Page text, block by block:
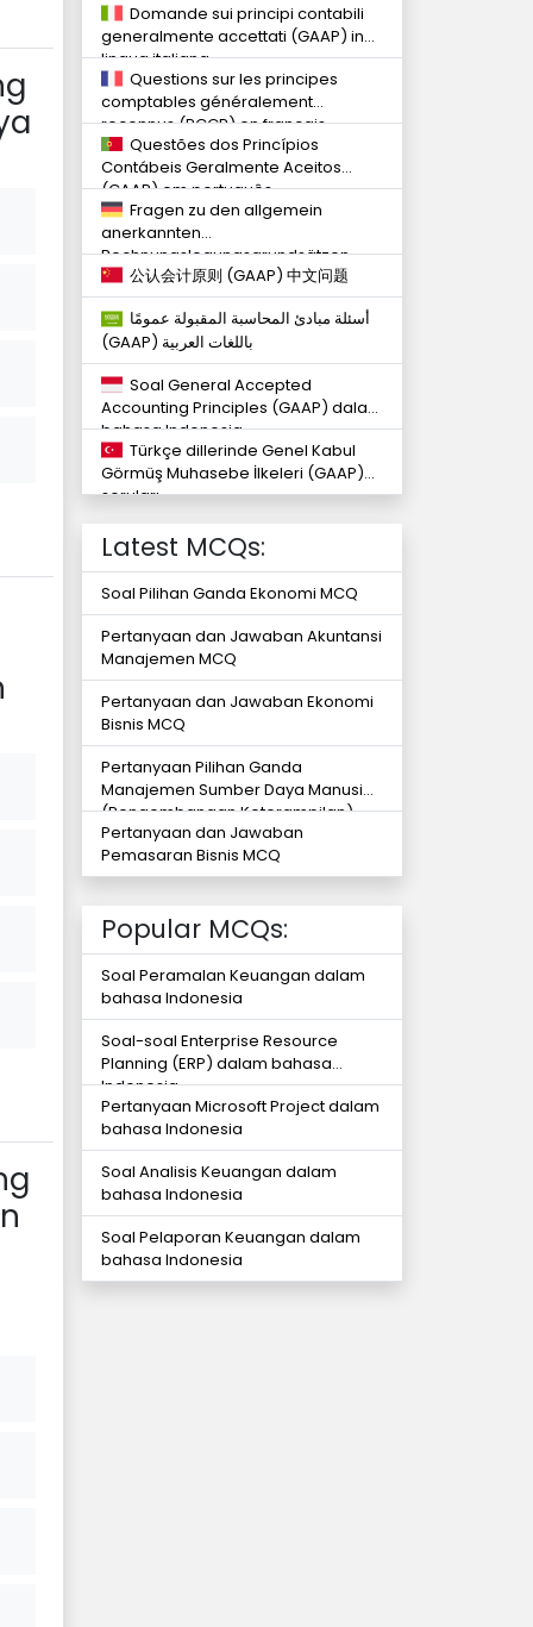
Domande sui principi contabili
generalmente accettati (GAAP) in
lingua italiana
Questions sur les principes
comptables généralement
reconnus (PCGR) en français
Questões dos Princípios
Contábeis Geralmente Aceitos
(GAAP) em português
Fragen zu den allgemein
anerkannten
Rechnungslegungsgrundsätzen
(GAAP) in deutscher Sprache
公认会计原则 (GAAP) 中文问题
(GAAP) باللغات العربية
Soal General Accepted
Accounting Principles (GAAP) dalam
bahasa Indonesia
Türkçe dillerinde Genel Kabul
Görmüş Muhasebe İlkeleri (GAAP)
soruları
Latest MCQs:
Soal Pilihan Ganda Ekonomi MCQ
Pertanyaan dan Jawaban Akuntansi
Manajemen MCQ
Pertanyaan dan Jawaban Ekonomi
Bisnis MCQ
Pertanyaan Pilihan Ganda
Manajemen Sumber Daya Manusia
(Pengembangan Keterampilan)
Pertanyaan dan Jawaban
Pemasaran Bisnis MCQ
Popular MCQs:
Soal Peramalan Keuangan dalam
bahasa Indonesia
Soal-soal Enterprise Resource
Planning (ERP) dalam bahasa
Indonesia
Pertanyaan Microsoft Project dalam
bahasa Indonesia
Soal Analisis Keuangan dalam
bahasa Indonesia
Soal Pelaporan Keuangan dalam
bahasa Indonesia